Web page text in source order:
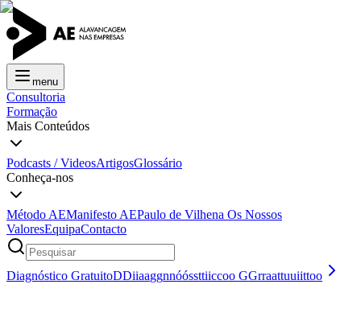
menu
Consultoria
Formação
Mais Conteúdos
Podcasts / VideosArtigosGlossário
Conheça-nos
Método AEManifesto AEPaulo de Vilhena Os Nossos
ValoresEquipaContacto
Diagnóstico GratuitoDDiiaaggnnóóssttiiccoo GGrraattuuiittoo